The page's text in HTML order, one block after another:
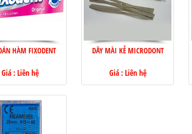
HÀM FIXODENT
Giá : Liên hệ
DÂY MÀI KẺ MICRODONT
Giá : Liên hệ